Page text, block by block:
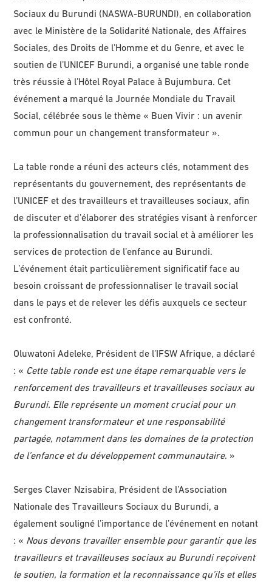
Sociaux du Burundi (NASWA-BURUNDI), en collaboration
avec le Ministère de la Solidarité Nationale, des Affaires
Sociales, des Droits de l’Homme et du Genre, et avec le
soutien de l’UNICEF Burundi, a organisé une table ronde
très réussie à l’Hôtel Royal Palace à Bujumbura. Cet
événement a marqué la Journée Mondiale du Travail
Social, célébrée sous le thème « Buen Vivir : un avenir
commun pour un changement transformateur ».
La table ronde a réuni des acteurs clés, notamment des
représentants du gouvernement, des représentants de
l’UNICEF et des travailleurs et travailleuses sociaux, afin
de discuter et d’élaborer des stratégies visant à renforcer
la professionnalisation du travail social et à améliorer les
services de protection de l’enfance au Burundi.
L’événement était particulièrement significatif face au
besoin croissant de professionnaliser le travail social
dans le pays et de relever les défis auxquels ce secteur
est confronté.
Oluwatoni Adeleke, Président de l’IFSW Afrique, a déclaré
: « Cette table ronde est une étape remarquable vers le
renforcement des travailleurs et travailleuses sociaux au
Burundi. Elle représente un moment crucial pour un
changement transformateur et une responsabilité
partagée, notamment dans les domaines de la protection
de l’enfance et du développement communautaire. »
Serges Claver Nzisabira, Président de l’Association
Nationale des Travailleurs Sociaux du Burundi, a
également souligné l’importance de l’événement en notant
: « Nous devons travailler ensemble pour garantir que les
travailleurs et travailleuses sociaux au Burundi reçoivent
le soutien, la formation et la reconnaissance qu’ils et elles